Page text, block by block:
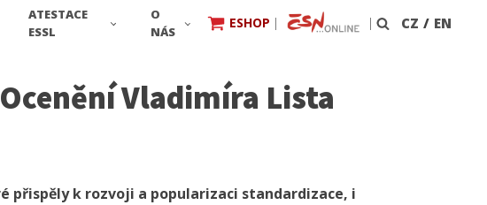
ATESTACE
ESSL
O
NÁS
ESHOP | | Vyhledávání
CZ / EN
Vladimíra Lista
přispěly k rozvoji a popularizaci standardizace, i